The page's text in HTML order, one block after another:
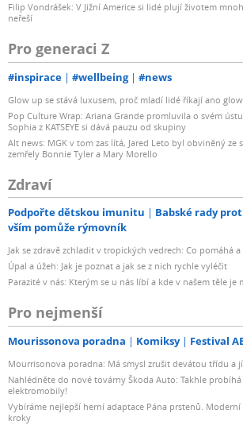
Filip Vondrášek: V Jižní Americe si lidé plují životem
neřeší
Pro generaci Z
#inspirace #wellbeing #news
Glow up se stává luxusem, proč mladí lidé říkají ano
Pop Culture Wrap: Ariana Grande promluvila o svém
Sophia z KATSEYE si dává pauzu od skupiny
Alt news: MGK v tom zas lítá, Jared Leto byl obviněný ze
zemřely Bonnie Tyler a Mary Morello
Zdraví
Podpořte dětskou imunitu Babské rady
vším pomůže rýmovník
Jak se zdravě zchladit v tropických vedrech: Co pomáhá
Úpal a úžeh: Jak je poznat a jak se z nich rychle vyléčit
Parazité v nás: Kterým se u nás líbí a kde v našem těle je
Pro nejmenší
Mourissonova poradna Komiksy Festival
Mourrisonova poradna: Má smysl zrušit devátou třídu a
Nahlédněte do nové továrny Škoda Auto: Takhle
elektromobily!
Vybíráme nejlepší herní adaptace Pána prstenů.
kroky